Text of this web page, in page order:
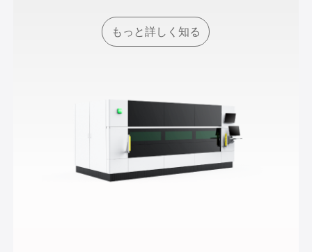
もっと詳しく知る